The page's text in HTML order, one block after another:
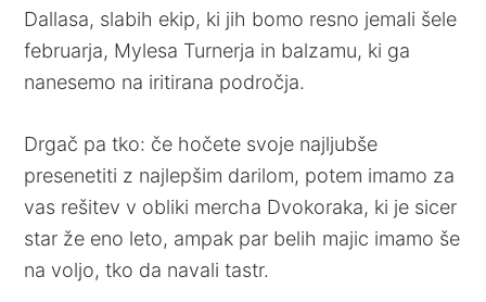
Dallasa, slabih ekip, ki jih bomo resno jemali šele
februarja, Mylesa Turnerja in balzamu, ki ga
nanesemo na iritirana področja.
Drgač pa tko: če hočete svoje najljubše
presenetiti z najlepšim darilom, potem imamo za
vas rešitev v obliki mercha Dvokoraka, ki je sicer
star že eno leto, ampak par belih majic imamo še
na voljo, tko da navali tastr.